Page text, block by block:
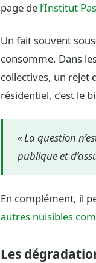
page de l’Institut
Un fait souvent
consomme. Dans
collectives, un rejet
résidentiel, c’est le
« La question
publique et
En complément, il
autres nuisibles
Les